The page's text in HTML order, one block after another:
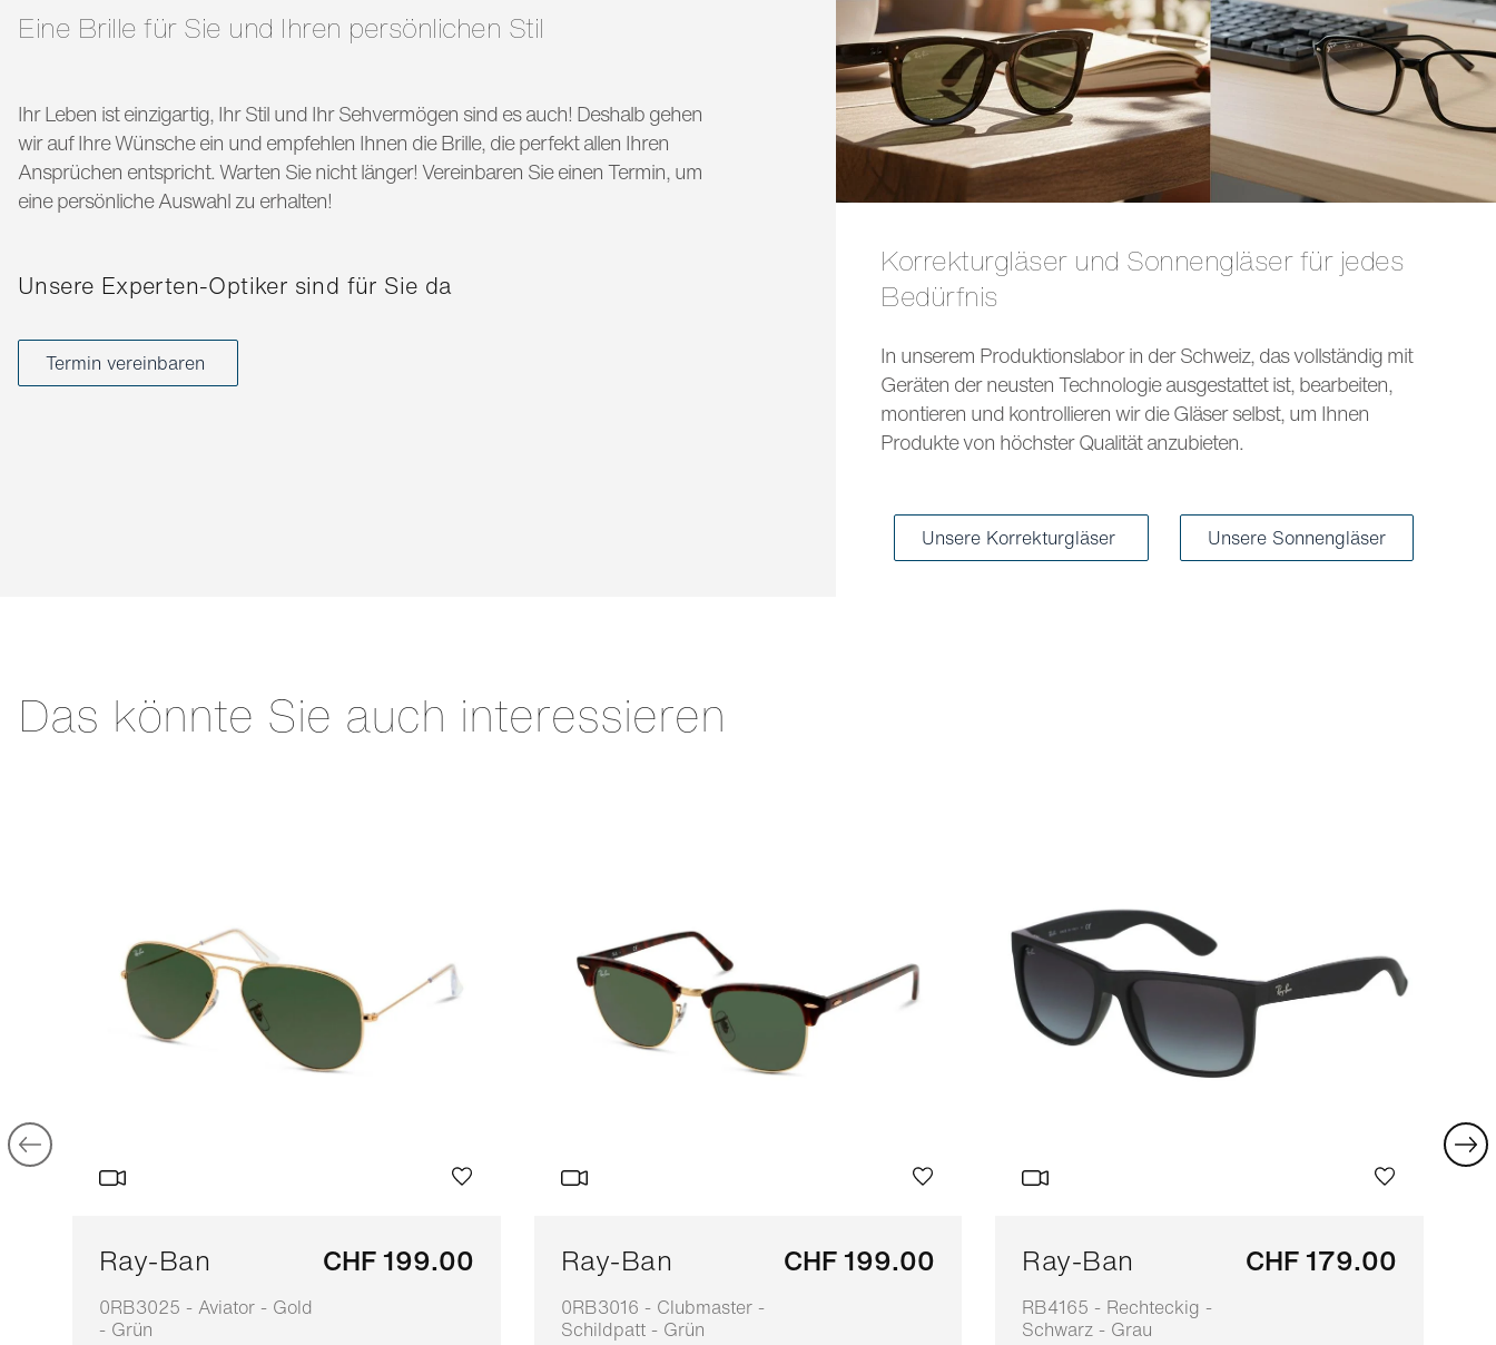
Eine Brille für Sie und Ihren persönlichen Stil
Ihr Leben ist einzigartig, Ihr Stil und Ihr Sehvermögen sind es auch! Deshalb gehen
wir auf Ihre Wünsche ein und empfehlen Ihnen die Brille, die perfekt allen Ihren
Ansprüchen entspricht. Warten Sie nicht länger! Vereinbaren Sie einen Termin, um
eine persönliche Auswahl zu erhalten!
Unsere Experten-Optiker sind für Sie da
Termin vereinbaren
Korrekturgläser und Sonnengläser für jedes
Bedürfnis
In unserem Produktionslabor in der Schweiz, das vollständig mit
Geräten der neusten Technologie ausgestattet ist, bearbeiten,
montieren und kontrollieren wir die Gläser selbst, um Ihnen
Produkte von höchster Qualität anzubieten.
Unsere Korrekturgläser Unsere Sonnengläser
Das könnte Sie auch interessieren
Ray-Ban
0RB3025 - Aviator - Gold
- Grün
CHF 199.00 Ray-Ban
0RB3016 - Clubmaster -
Schildpatt - Grün
CHF 199.00 Ray-Ban
RB4165 - Rechteckig -
Schwarz - Grau
CHF 179.00